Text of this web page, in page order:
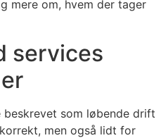
mere om, hvem der tager
services
som løbende drift
men også lidt for